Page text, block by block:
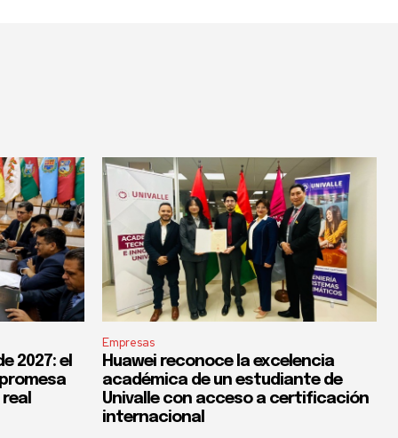
2027: el
Empresas
Huawei reconoce la excelencia
académica de un estudiante de
Univalle con acceso a certificación
internacional